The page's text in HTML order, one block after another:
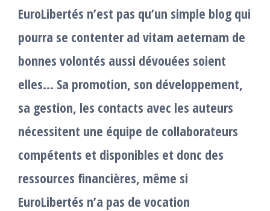
EuroLibertés n’est pas qu’un simple blog qui
pourra se contenter ad vitam aeternam de
bonnes volontés aussi dévouées soient
elles… Sa promotion, son développement,
sa gestion, les contacts avec les auteurs
nécessitent une équipe de collaborateurs
compétents et disponibles et donc des
ressources financières, même si
EuroLibertés n’a pas de vocation